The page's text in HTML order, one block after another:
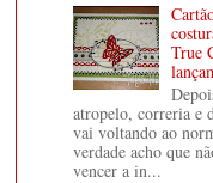
True
atropelo, correria e
vai voltando ao
verdade acho que
vencer a in...